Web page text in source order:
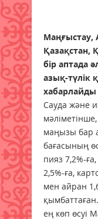
Маңғыстау,
Қазақстан,
бір аптада
азық-түлік
хабарлайды
Сауда және
маңызы бар
бағасының
пияз 7,2%-
2,5%-ға,
мен айран
ең көп өсуі